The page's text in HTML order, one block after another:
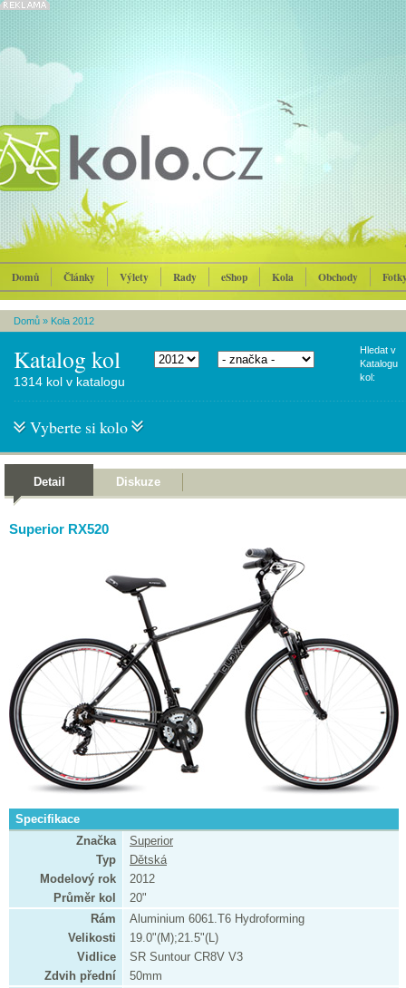
Domů Články Výlety Rady eShop Kola Obchody
Domů » Kola 2012
Katalog kol
Hledat v
Katalogu
kol:
1314 kol v katalogu
Vyberte si kolo
Detail Diskuze
Superior RX520
Specifikace
Značka
Superior
Typ
Dětská
Modelový rok
2012
Průměr kol
20"
Rám
Aluminium 6061.T6 Hydroforming
Velikosti
19.0"(M);21.5"(L)
Vidlice
SR Suntour CR8V V3
Zdvih přední
50mm